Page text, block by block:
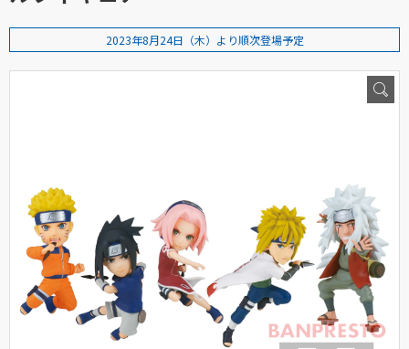
2023年8月24日（木）より順次登場予定